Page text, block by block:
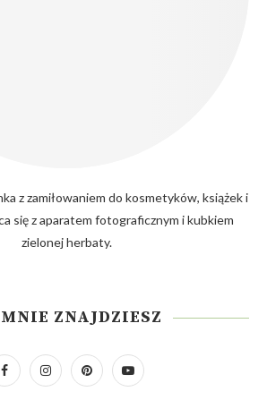
z zamiłowaniem do kosmetyków, książek i
się z aparatem fotograficznym i kubkiem
zielonej herbaty.
ZNAJDZIESZ